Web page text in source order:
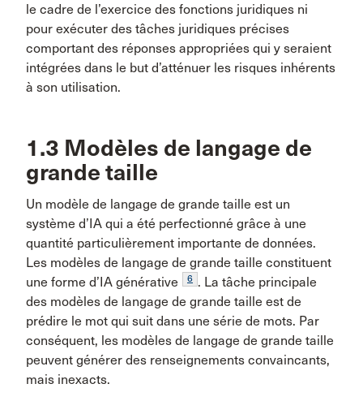
le cadre de l’exercice des fonctions juridiques ni
pour exécuter des tâches juridiques précises
comportant des réponses appropriées qui y seraient
intégrées dans le but d’atténuer les risques inhérents
à son utilisation.
1.3 Modèles de langage de
grande taille
Un modèle de langage de grande taille est un
système d’IA qui a été perfectionné grâce à une
quantité particulièrement importante de données.
Les modèles de langage de grande taille constituent
une forme d’IA générative
6 . La tâche principale
des modèles de langage de grande taille est de
prédire le mot qui suit dans une série de mots. Par
conséquent, les modèles de langage de grande taille
peuvent générer des renseignements convaincants,
mais inexacts.